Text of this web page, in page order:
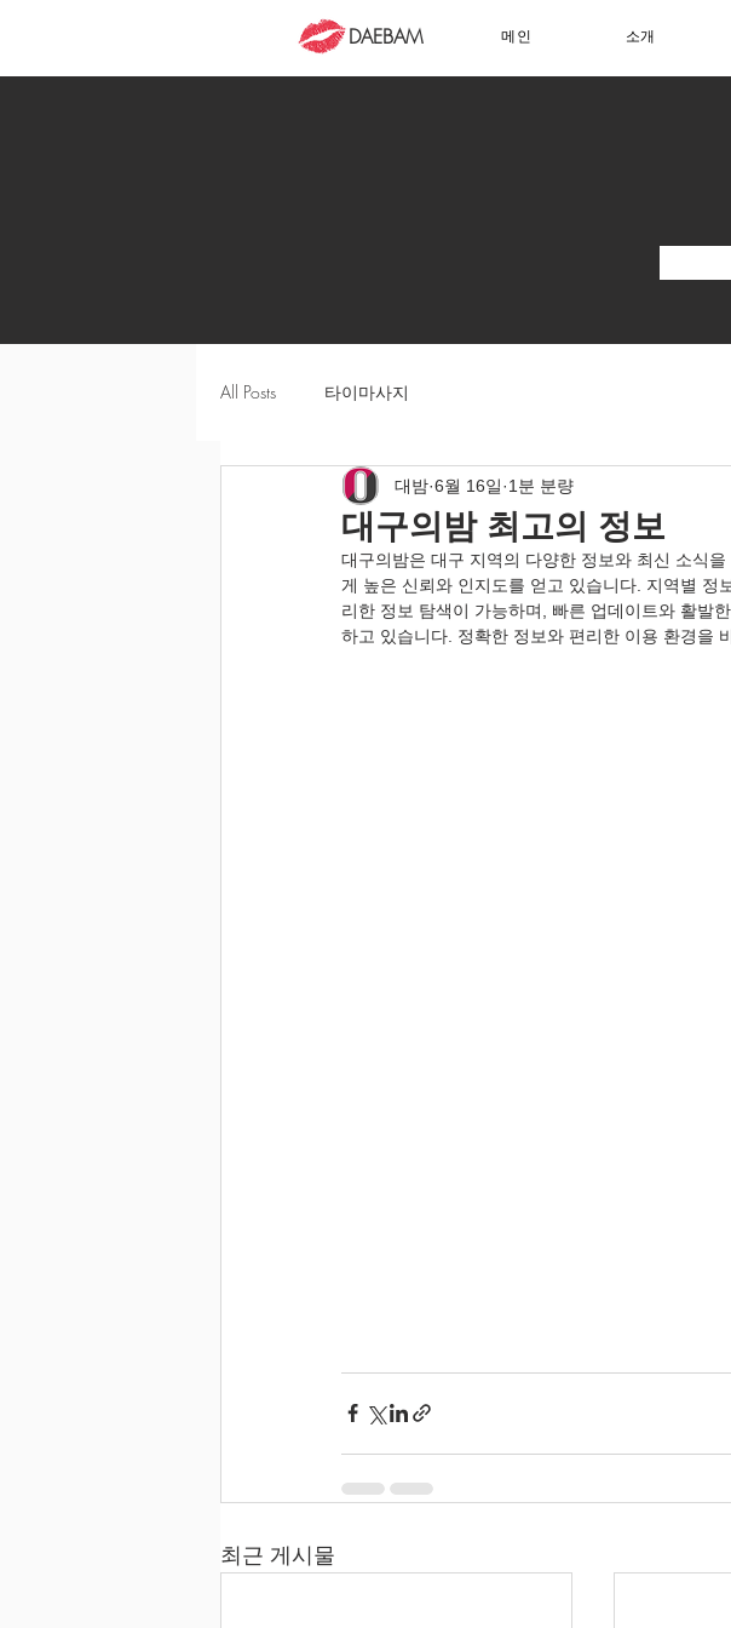
DAEBAM 메인 소개
All Posts 타이마사지
대구의밤 최고의 정보
대밤 6월 16일 1분 분량
대구의밤은 대구 지역의 다양한 정보와 최신 소식
게 높은 신뢰와 인지도를 얻고 있습니다. 지역별 정
리한 정보 탐색이 가능하며, 빠른 업데이트와 활발
하고 있습니다. 정확한 정보와 편리한 이용 환경을
최근 게시물